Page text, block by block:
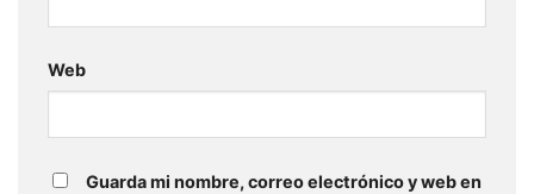
Web
Guarda mi nombre, correo electrónico y web en